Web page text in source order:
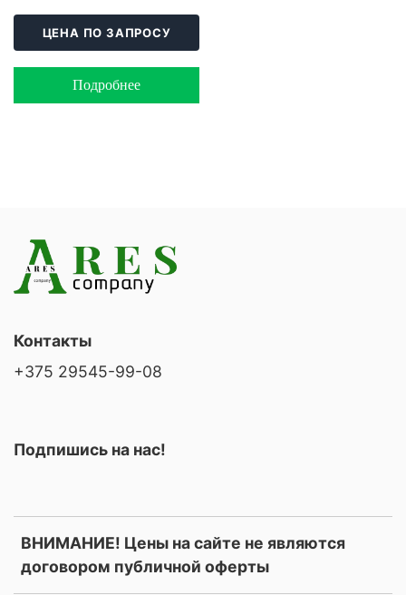
ЦЕНА ПО ЗАПРОСУ
Подробнее
ВНИМАНИЕ! Цены на сайте не являются
договором публичной оферты
Контакты
+375 29545-99-08
Подпишись на нас!